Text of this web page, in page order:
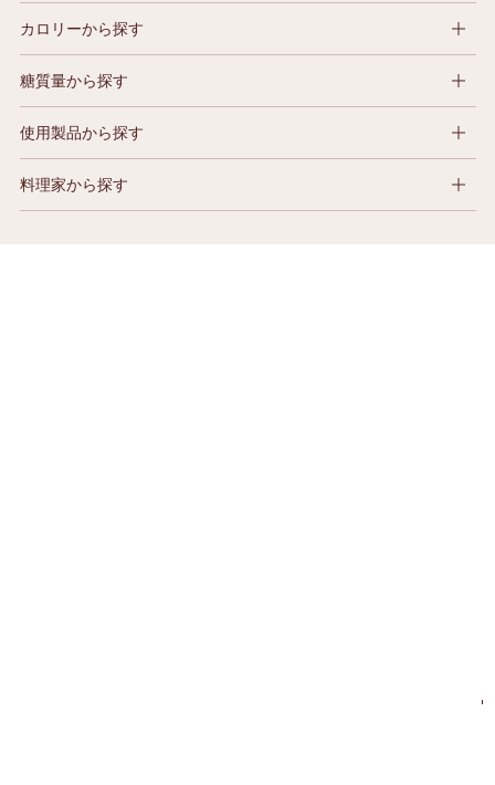
カロリーから探す
糖質量から探す
使用製品から探す
料理家から探す